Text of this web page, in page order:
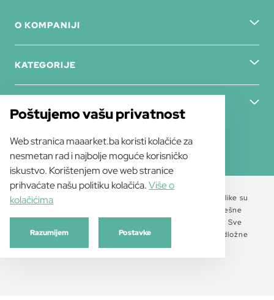
O KOMPANIJI
KATEGORIJE
© 2019-2026 SILUX B d.o.o.., Sva prava zadržana. Slike su
simbolične i ne jamče svojstva predmeta. Sve pogrešne
informacije i ostale pogreške mogu nam se prijaviti. Sve
redovne i internetske cijene već uključuju PDV; i podložne
su promjenama bez prethodne najave.
Poštujemo vašu privatnost
Web stranica maaarket.ba koristi kolačiće za
nesmetan rad i najbolje moguće korisničko
iskustvo. Korištenjem ove web stranice
prihvaćate našu politiku kolačića.Više o
kolačićima
Razumijem Postavke